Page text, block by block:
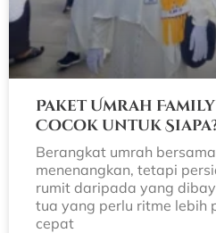
Paket Umrah
Cocok untuk
Berangkat umrah
menenangkan, tetapi
rumit daripada yang
tua yang perlu ritme lebih
cepat